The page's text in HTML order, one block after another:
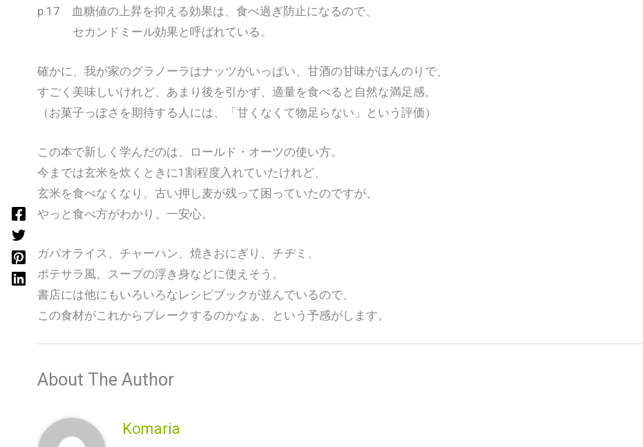
p.17 血糖値の上昇を抑える効果は、食べ過ぎ防止になるので、
セカンドミール効果と呼ばれている。
確かに、我が家のグラノーラはナッツがいっぱい、甘酒の甘味がほんのりで、
すごく美味しいけれど、あまり後を引かず、適量を食べると自然な満足感。
（お菓子っぽさを期待する人には、「甘くなくて物足らない」という評価）
この本で新しく学んだのは、ロールド・オーツの使い方。
今までは玄米を炊くときに1割程度入れていたけれど、
玄米を食べなくなり、古い押し麦が残って困っていたのですが、
やっと食べ方がわかり、一安心。
ガパオライス、チャーハン、焼きおにぎり、チヂミ、
ポテサラ風、スープの浮き身などに使えそう。
書店には他にもいろいろなレシピブックが並んでいるので、
この食材がこれからブレークするのかなぁ、という予感がします。
About The Author
Komaria